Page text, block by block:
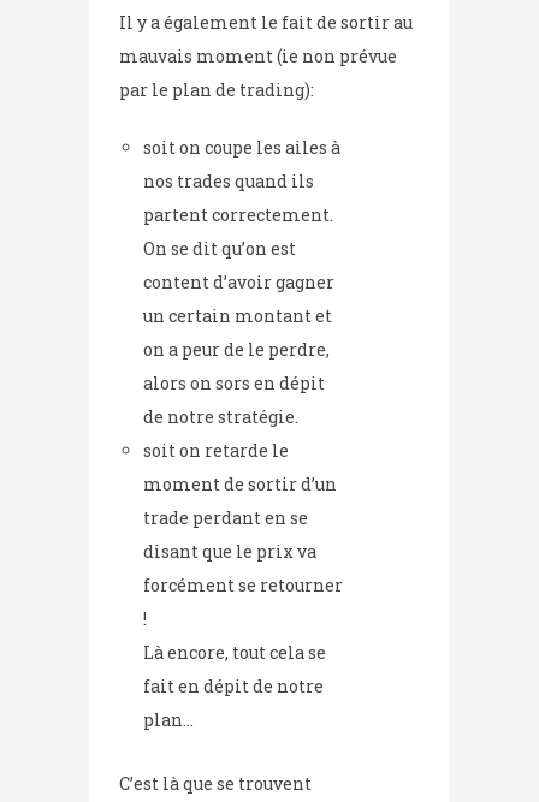
Il y a également le fait de sortir au
mauvais moment (ie non prévue
par le plan de trading):
soit on coupe les ailes à
nos trades quand ils
partent correctement.
On se dit qu’on est
content d’avoir gagner
un certain montant et
on a peur de le perdre,
alors on sors en dépit
de notre stratégie.
soit on retarde le
moment de sortir d’un
trade perdant en se
disant que le prix va
forcément se retourner
!
Là encore, tout cela se
fait en dépit de notre
plan…
C’est là que se trouvent